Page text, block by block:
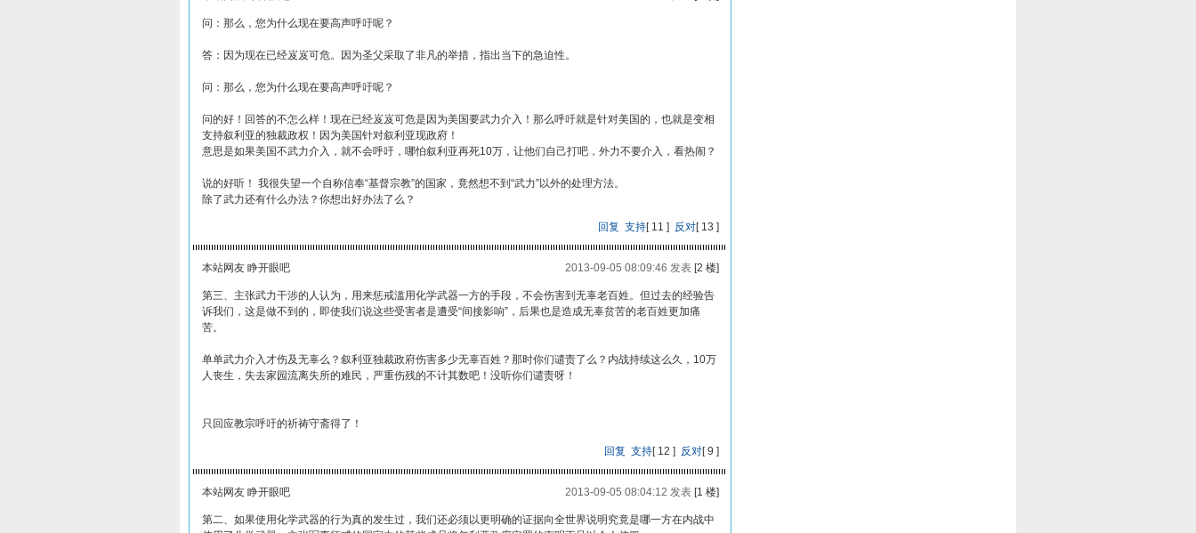
问：那么，您为什么现在要高声呼吁呢？
答：因为现在已经岌岌可危。因为圣父采取了非凡的举措，指出当下的急迫性。
问：那么，您为什么现在要高声呼吁呢？
问的好！回答的不怎么样！现在已经岌岌可危是因为美国要武力介入！那么呼吁就是针对美国的，也就是变相
支持叙利亚的独裁政权！因为美国针对叙利亚现政府！
意思是如果美国不武力介入，就不会呼吁，哪怕叙利亚再死10万，让他们自己打吧，外力不要介入，看热闹？
说的好听！ 我很失望一个自称信奉“基督宗教”的国家，竟然想不到“武力”以外的处理方法。
除了武力还有什么办法？你想出好办法了么？
回复 支持[11 ] 反对[13 ]
本站网友 睁开眼吧 2013-09-05 08:09:46 发表[2 楼]
第三、主张武力干涉的人认为，用来惩戒滥用化学武器一方的手段，不会伤害到无辜老百姓。但过去的经验告
诉我们，这是做不到的，即使我们说这些受害者是遭受“间接影响”，后果也是造成无辜贫苦的老百姓更加痛
苦。
单单武力介入才伤及无辜么？叙利亚独裁政府伤害多少无辜百姓？那时你们谴责了么？内战持续这么久，10万
人丧生，失去家园流离失所的难民，严重伤残的不计其数吧！没听你们谴责呀！
只回应教宗呼吁的祈祷守斋得了！
回复 支持[12 ] 反对[9 ]
本站网友 睁开眼吧 2013-09-05 08:04:12 发表[1 楼]
第二、如果使用化学武器的行为真的发生过，我们还必须以更明确的证据向全世界说明究竟是哪一方在内战中